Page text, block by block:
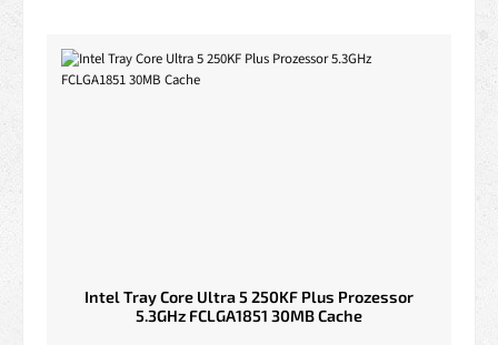
Intel Tray Core Ultra 5 250KF Plus Prozessor
5.3GHz FCLGA1851 30MB Cache